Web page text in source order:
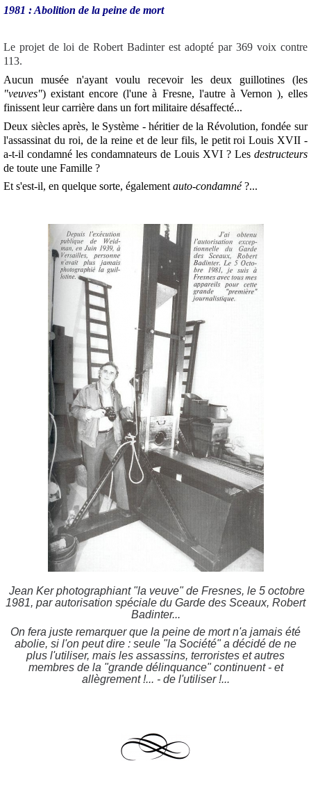
1981 : Abolition de la peine de mort
Le projet de loi de Robert Badinter est adopté par 369 voix contre
113.
Aucun musée n'ayant voulu recevoir les deux guillotines (les
"veuves") existant encore (l'une à Fresne, l'autre à Vernon ), elles
finissent leur carrière dans un fort militaire désaffecté...
Deux siècles après, le Système - héritier de la Révolution, fondée sur
l'assassinat du roi, de la reine et de leur fils, le petit roi Louis XVII -
a-t-il condamné les condamnateurs de Louis XVI ? Les destructeurs
de toute une Famille ?
Et s'est-il, en quelque sorte, également auto-condamné?...
Jean Ker photographiant "la veuve" de Fresnes, le 5 octobre
1981, par autorisation spéciale du Garde des Sceaux, Robert
Badinter...
On fera juste remarquer que la peine de mort n'a jamais été
abolie, si l'on peut dire : seule "la Société" a décidé de ne
plus l'utiliser, mais les assassins, terroristes et autres
membres de la "grande délinquance" continuent - et
allègrement !... - de l'utiliser !...